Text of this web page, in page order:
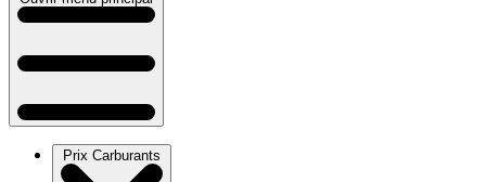
Prix Carburants